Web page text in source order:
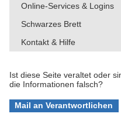
Online-Services & Logins
Schwarzes Brett
Kontakt & Hilfe
Ist diese Seite veraltet oder
die Informationen falsch?